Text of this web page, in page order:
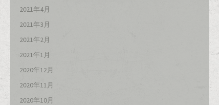
2021年4月
2021年3月
2021年2月
2021年1月
2020年12月
2020年11月
2020年10月